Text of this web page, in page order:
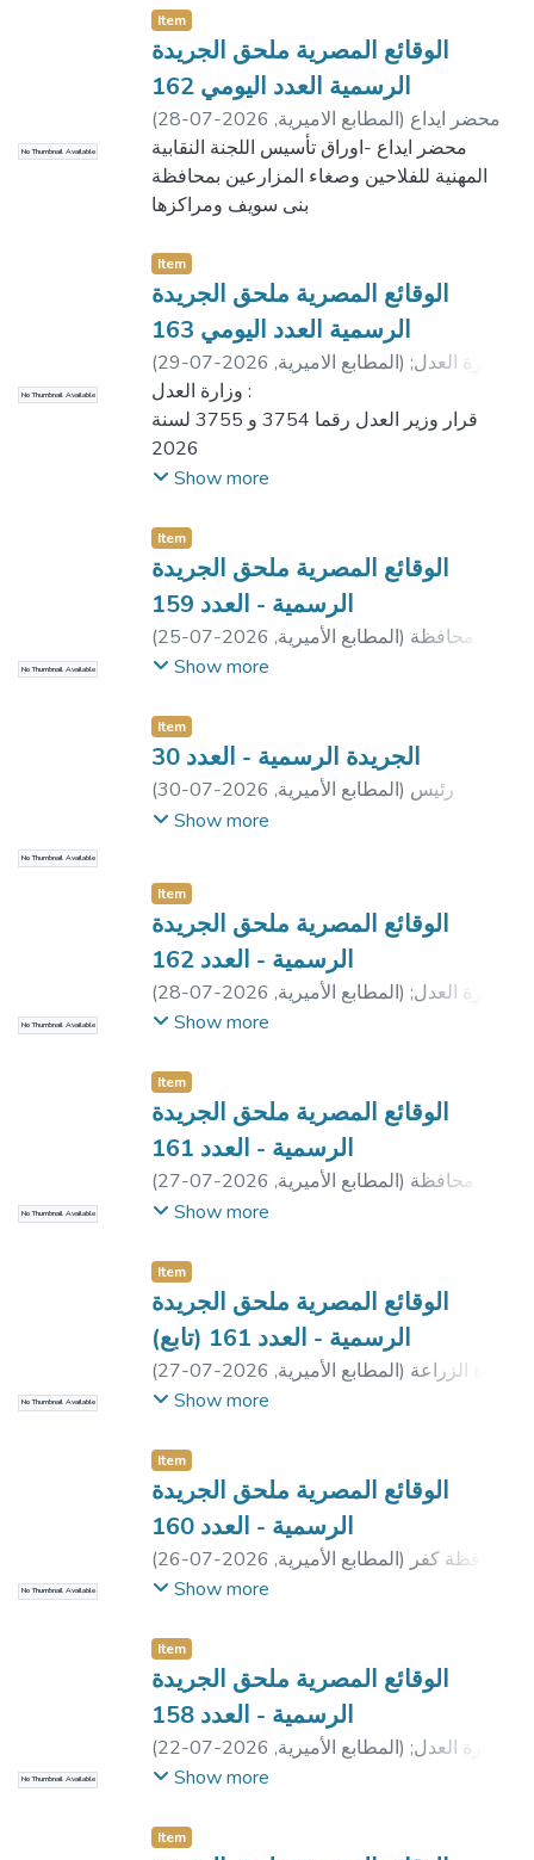
No Thumbnail Available
Item
الوقائع المصرية ملحق الجريدة
الرسمية العدد اليومي 162
( المطابع الاميرية,
2026-07-28 ) محضر ايداع
محضر ايداع -اوراق تأسيس اللجنة النقابية
المهنية للفلاحين وصغاء المزارعين بمحافظة
بنى سويف ومراكزها
No Thumbnail Available
Item
الوقائع المصرية ملحق الجريدة
الرسمية العدد اليومي 163
( المطابع الاميرية,
2026-07-29 ) وزارة العدل;
وزارة التضامن الاجتماعى; وزارة
الاسكان والمرافق والمجتمعات العمرانية
وزارة العدل :
قرار وزير العدل رقما 3754 و 3755 لسنة
2026
وزارة الداخلية :
2026
وزارة التضامن الاجتماعى :
قراران 137 و 561 لسنة 2026
وزارة الاسكان والمرافق العمرانية :
قراران 791 و 882 لسنة 2026
Show more
No Thumbnail Available
Item
الوقائع المصرية ملحق الجريدة
الرسمية - العدد 159
( المطابع الأميرية,
2026-07-25 ) محافظة
مديرية التضامن الاجتماعى بالقاهرة;
الشباب والرياضة بأسوان
Show more
No Thumbnail Available
Item
الجريدة الرسمية - العدد 30
( المطابع الأميرية,
2026-07-30 ) رئيس
رئيس مجلس الوزراء
Show more
No Thumbnail Available
Item
الوقائع المصرية ملحق الجريدة
الرسمية - العدد 162
( المطابع الأميرية,
2026-07-28 ) وزارة العدل;
محافظة كفر الشيخ;محافظة
مديرية التضامن الاجتماعى بالقاهرة;
مديرية التضامن الاجتماعى بالدقهلية
Show more
No Thumbnail Available
Item
الوقائع المصرية ملحق الجريدة
الرسمية - العدد 161
( المطابع الأميرية,
2026-07-27 ) محافظة
محافظة الدقهلية;وزارة البترول
مديرية التضامن الاجتماعى بكفر
الشيخ;مديرية التضامن الاجتماعى بسوهاج
Show more
No Thumbnail Available
Item
الوقائع المصرية ملحق الجريدة
الرسمية - العدد 161 (تابع)
( المطابع الأميرية,
2026-07-27 ) وزارة الزراعة
واستصلاح الأراضي
Show more
No Thumbnail Available
Item
الوقائع المصرية ملحق الجريدة
الرسمية - العدد 160
( المطابع الأميرية,
2026-07-26 ) محافظة كفر
مديرية التضامن الاجتماعى بالجيزة
Show more
No Thumbnail Available
Item
الوقائع المصرية ملحق الجريدة
الرسمية - العدد 158
( المطابع الأميرية,
2026-07-22 ) وزارة العدل;
وزارة الإسكان والمرافق والمجتمعات العمرانية;
بالقاهرة
Show more
Item